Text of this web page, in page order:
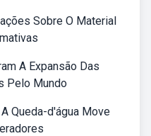
Sobre O Material
A Expansão Das
Pelo Mundo
Queda-d'água Move